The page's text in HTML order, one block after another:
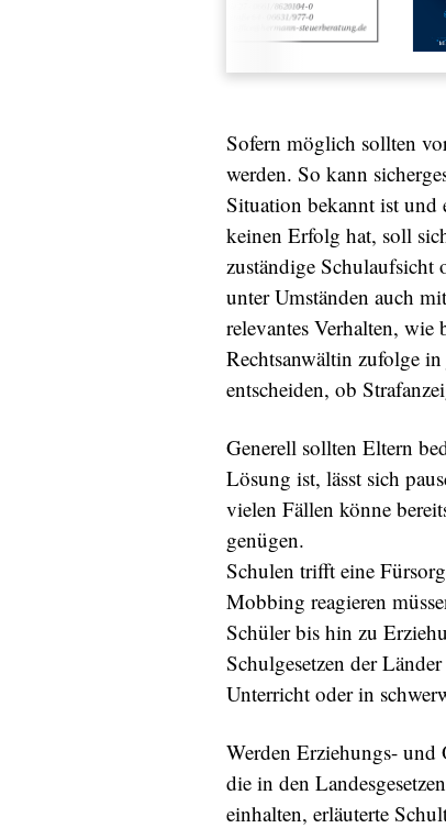
Sofern möglich sollten
werden. So kann
Situation bekannt ist und
keinen Erfolg hat, soll
zuständige Schulaufsicht
unter Umständen auch
relevantes Verhalten, wie
Rechtsanwältin zufolge
entscheiden, ob
Generell sollten Eltern
Lösung ist, lässt sich
vielen Fällen könne
genügen.
Schulen trifft eine
Mobbing reagieren
Schüler bis hin zu
Schulgesetzen der
Unterricht oder in
Werden Erziehungs- und
die in den
einhalten, erläuterte